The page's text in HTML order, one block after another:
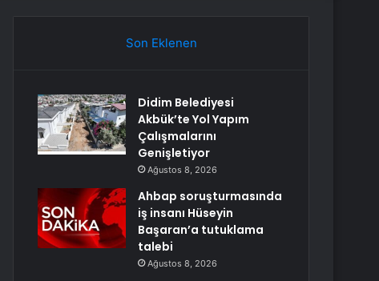
Son Eklenen
Didim Belediyesi
Akbük’te Yol Yapım
Çalışmalarını
Genişletiyor
Ağustos 8, 2026
Ahbap soruşturmasında
iş insanı Hüseyin
Başaran’a tutuklama
talebi
Ağustos 8, 2026